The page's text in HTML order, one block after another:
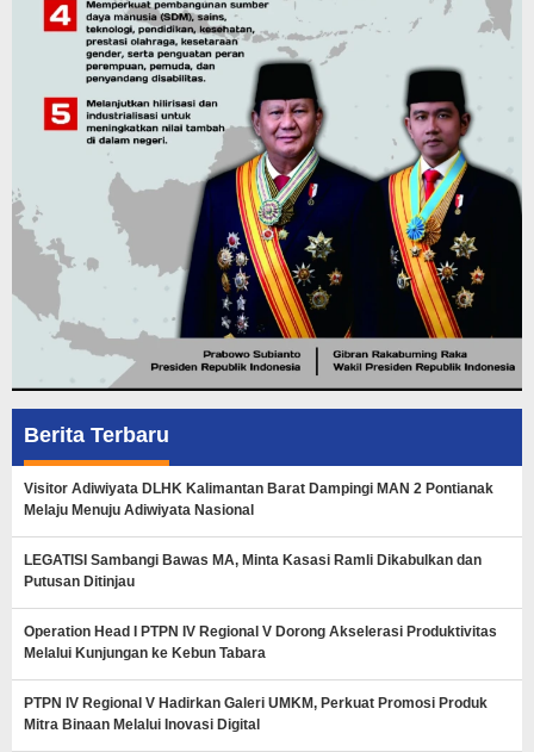
Berita Terbaru
Visitor Adiwiyata DLHK Kalimantan Barat Dampingi MAN 2 Pontianak
Melaju Menuju Adiwiyata Nasional
LEGATISI Sambangi Bawas MA, Minta Kasasi Ramli Dikabulkan dan
Putusan Ditinjau
Operation Head I PTPN IV Regional V Dorong Akselerasi Produktivitas
Melalui Kunjungan ke Kebun Tabara
PTPN IV Regional V Hadirkan Galeri UMKM, Perkuat Promosi Produk
Mitra Binaan Melalui Inovasi Digital